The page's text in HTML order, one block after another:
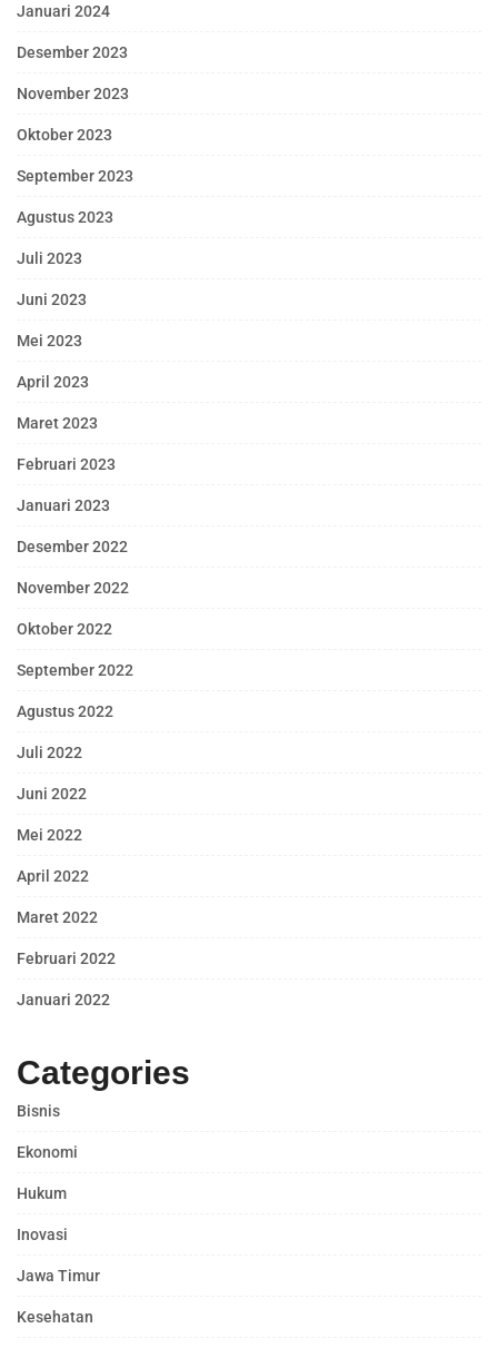
Januari 2024
Desember 2023
November 2023
Oktober 2023
September 2023
Agustus 2023
Juli 2023
Juni 2023
Mei 2023
April 2023
Maret 2023
Februari 2023
Januari 2023
Desember 2022
November 2022
Oktober 2022
September 2022
Agustus 2022
Juli 2022
Juni 2022
Mei 2022
April 2022
Maret 2022
Februari 2022
Januari 2022
Categories
Bisnis
Ekonomi
Hukum
Inovasi
Jawa Timur
Kesehatan